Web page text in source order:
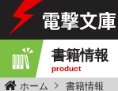
書籍情報
product
ホーム 書籍情報